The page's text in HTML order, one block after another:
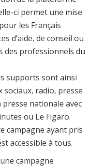
ci permet une mise
les Français
d’aide, de conseil ou
des professionnels du
supports sont ainsi
radio, presse
nationale avec
ou Le Figaro.
campagne ayant pris
accessible à tous.
campagne